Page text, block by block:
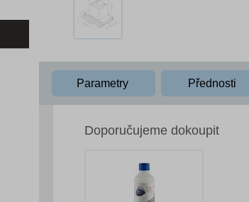
Parametry Přednosti
Doporučujeme dokoupit